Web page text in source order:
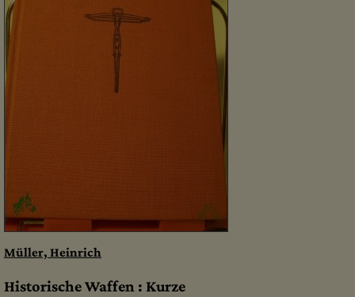
Müller, Heinrich
Historische Waffen : Kurze